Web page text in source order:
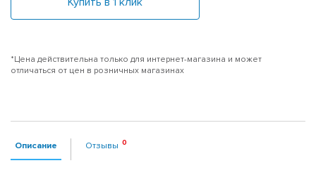
*Цена действительна только для интернет-магазина и может
отличаться от цен в розничных магазинах
Описание Отзывы